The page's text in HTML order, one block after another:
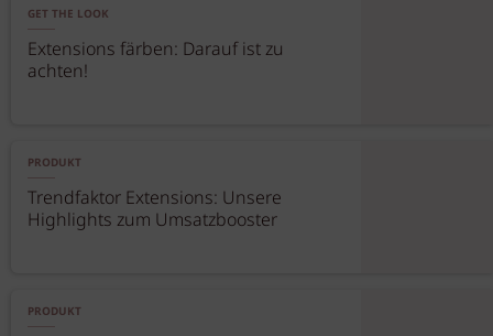
GET THE LOOK
Extensions färben: Darauf ist zu
achten!
PRODUKT
Trendfaktor Extensions: Unsere
Highlights zum Umsatzbooster
PRODUKT